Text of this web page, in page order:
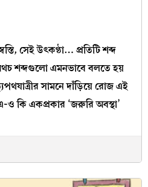
সেই উৎকণ্ঠা… প্রতিটি শব্দ
শব্দগুলো এমনভাবে বলতে হয়
সামনে দাঁড়িয়ে রোজ এই
কি একপ্রকার ‘জরুরি অবস্থা’